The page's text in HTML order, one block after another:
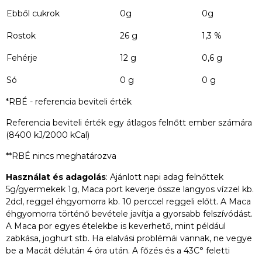
Ebből cukrok 0g 0g
Rostok 26 g 1,3 %
Fehérje 12 g 0,6 g
Só 0 g 0 g
*RBÉ - referencia beviteli érték
Referencia beviteli érték egy átlagos felnőtt ember számára
(8400 kJ/2000 kCal)
**RBÉ nincs meghatározva
Használat és adagolás: Ajánlott napi adag felnőttek
5g/gyermekek 1g, Maca port keverje össze langyos vízzel kb.
2dcl, reggel éhgyomorra kb. 10 perccel reggeli előtt. A Maca
éhgyomorra történő bevétele javítja a gyorsabb felszívódást.
A Maca por egyes ételekbe is keverhető, mint például
zabkása, joghurt stb. Ha elalvási problémái vannak, ne vegye
be a Macát délután 4 óra után. A főzés és a 43C° feletti